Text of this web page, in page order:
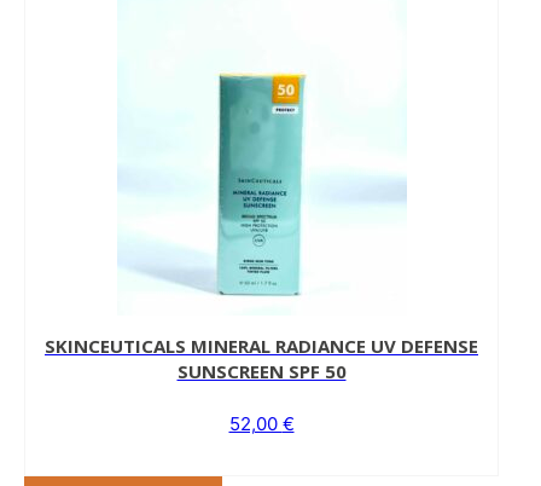
SKINCEUTICALS MINERAL RADIANCE UV DEFENSE
SUNSCREEN SPF 50
52,00 €